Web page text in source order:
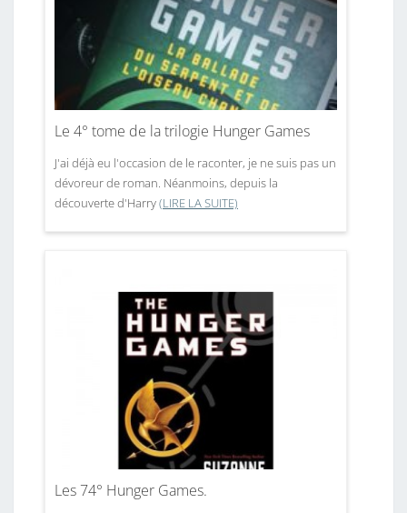
Le 4° tome de la trilogie Hunger Games
J'ai déjà eu l'occasion de le raconter, je ne suis pas un
dévoreur de roman. Néanmoins, depuis la
découverte d'Harry(LIRE LA SUITE)
Les 74° Hunger Games.